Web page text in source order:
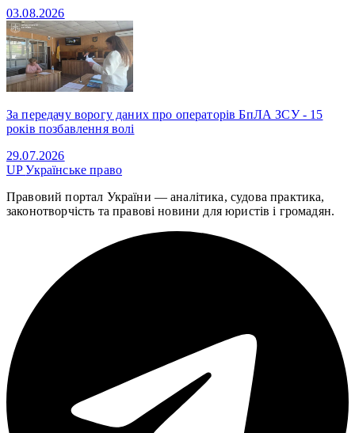
03.08.2026
За передачу ворогу даних про операторів БпЛА ЗСУ - 15
років позбавлення волі
29.07.2026
UPУкраїнське право
Правовий портал України — аналітика, судова практика,
законотворчість та правові новини для юристів і громадян.